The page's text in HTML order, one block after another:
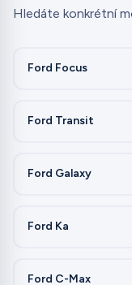
Hledáte konkrétní
Ford Focus
Ford Transit
Ford Galaxy
Ford Ka
Ford C-Max